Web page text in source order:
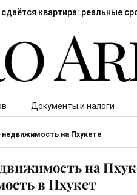
квартира: реальные
Документы и налоги
на Пхукете
на
в Пхукет